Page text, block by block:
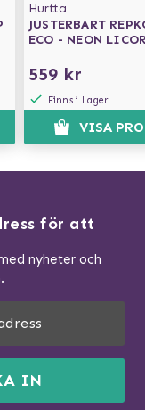
Hurtta
JUSTERBART
ECO - NEON
559 kr
Finns i Lager
VISA
för att
nyheter och
IN